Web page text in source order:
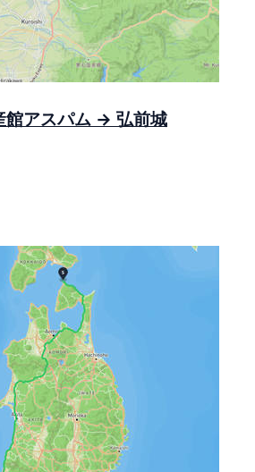
館アスパム → 弘前城